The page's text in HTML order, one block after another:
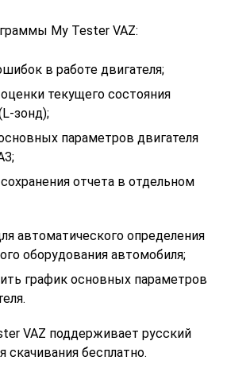
My Tester VAZ:
в работе двигателя;
текущего состояния
зонд);
параметров двигателя
отчета в отдельном
автоматического определения
оборудования автомобиля;
график основных параметров
VAZ поддерживает русский
скачивания бесплатно.